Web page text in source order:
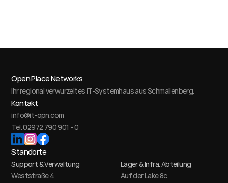
Open Place Networks
Ihr regional verwurzeltes IT-Systemhaus aus Schmallenberg.
Kontakt
info@it-opn.com
Tel. 02972 790 901 - 0
Standorte
Support & Verwaltung
Weststraße 4
Lager & Infra. Abteilung
Auf der Lake 8c